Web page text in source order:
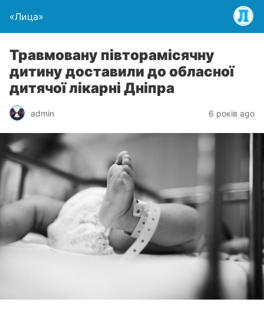
«Лица»
Травмовану півторамісячну
дитину доставили до обласної
дитячої лікарні Дніпра
admin 6 років ago